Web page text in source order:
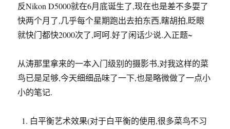
鸟已是足够,今天细细品味了一下,也是略微做了一点小
小的笔记.
惯使用,这个毛病要改咯~)
日出或者日落使用阴天或者阴影,以达到暖色效
果
色效果